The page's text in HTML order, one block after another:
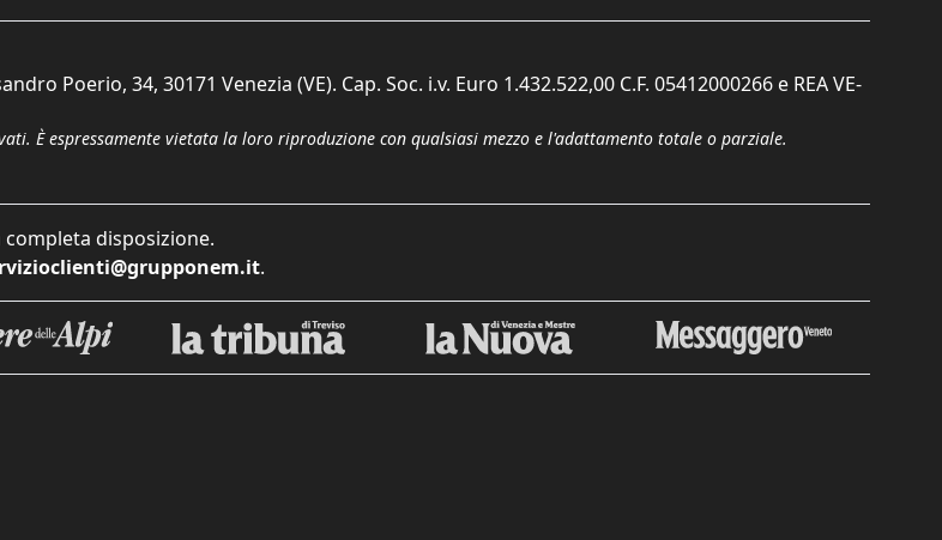
Poerio, 34, 30171 Venezia (VE). Cap. Soc. i.v. Euro 1.432.522,00 C.F. 05412000266 e REA VE-
È espressamente vietata la loro riproduzione con qualsiasi mezzo e l'adattamento totale o parziale.
disposizione.
.